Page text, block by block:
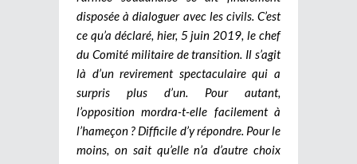
disposée à dialoguer avec les civils. C’est
ce qu’a déclaré, hier, 5 juin 2019, le chef
du Comité militaire de transition. Il s’agit
là d’un revirement spectaculaire qui a
surpris plus d’un. Pour autant,
l’opposition mordra-t-elle facilement à
l’hameçon ? Difficile d’y répondre. Pour le
moins, on sait qu’elle n’a d’autre choix